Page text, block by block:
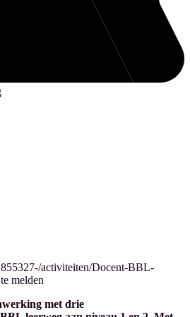
activiteiten/Docent-BBL-
melden
met drie